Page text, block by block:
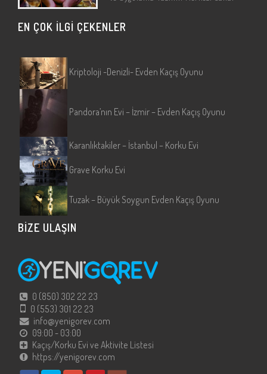
(Eskişehir/Tepebaşı) Sanal Gerçeklik…
EN ÇOK İLGİ ÇEKENLER
Kriptoloji -Denizli- Evden Kaçış Oyunu
Pandora’nın Evi – İzmir – Evden Kaçış Oyunu
Karanlıktakiler – İstanbul – Korku Evi
Grave Korku Evi
Tuzak – Büyük Soygun Evden Kaçış Oyunu
BİZE ULAŞIN
0 (850) 302 22 23
0 (553) 301 22 23
info@yenigorev.com
09:00 - 03:00
Kaçış/Korku Evi ve Aktivite Listesi
https://yenigorev.com